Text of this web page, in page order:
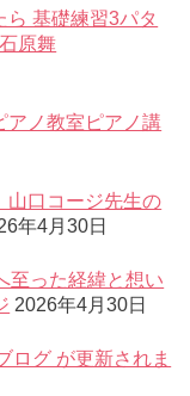
ら 基礎練習3パタ
原舞
アノ教室ピアノ講
口コージ先生の
年4月30日
至った経緯と想い
2026年4月30日
ログ が更新されま